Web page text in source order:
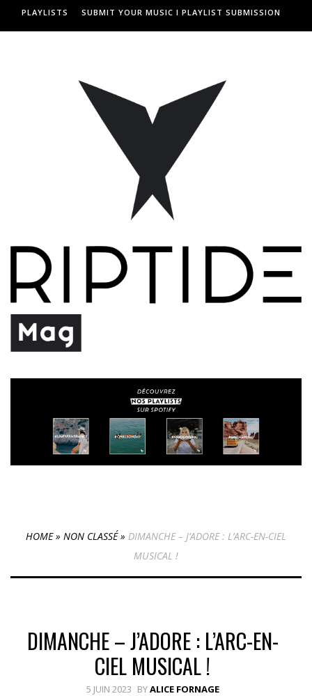
PLAYLISTS SUBMIT YOUR MUSIC I PLAYLIST SUBMISSION
HOME» NON CLASSÉ» DIMANCHE – J’ADORE : L’ARC-EN-CIEL
MUSICAL !
DIMANCHE – J’ADORE : L’ARC-EN-
CIEL MUSICAL !
5 JUIN 2023 BYALICE FORNAGE